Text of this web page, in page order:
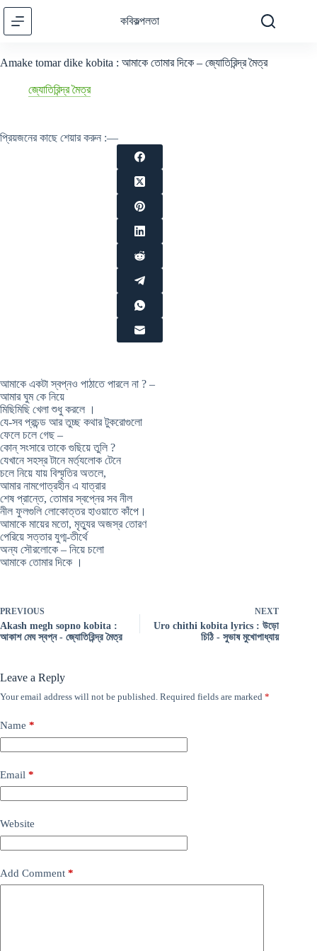
Skip
content
কবিকল্পলতা
Amake tomar dike kobita : আমাকে তোমার দিকে – জ্যোতিরিন্দ্র মৈত্র
জ্যোতিরিন্দ্র মৈত্র
প্রিয়জনের কাছে শেয়ার করুন :—
আমাকে একটা স্বপ্নও পাঠাতে পারলে না ? –
আমার ঘুম কে নিয়ে
মিছিমিছি খেলা শুধু করলে ।
যে-সব প্রচন্ড আর তুচ্ছ কথার টুকরোগুলো
ফেলে চলে গেছ –
কোন্ সংসারে তাকে গুছিয়ে তুলি ?
যেখানে সহস্র টানে মর্ত্যলোক টেনে
চলে নিয়ে যায় বিস্মৃতির অতলে,
আমার নামগোত্রহীন এ যাত্রার
শেষ প্রান্তে, তোমার স্বপ্নের সব নীল
নীল ফুলগুলি লোকোত্তর হাওয়াতে কাঁপে।
আমাকে মায়ের মতো, মৃত্যুর অজস্র তোরণ
পেরিয়ে সত্তার যুগ্ম-তীর্থে
অন্য সৌরলোকে – নিয়ে চলো
আমাকে তোমার দিকে ।
PREVIOUS
Akash megh sopno kobita :
আকাশ মেঘ স্বপ্ন - জ্যোতিরিন্দ্র মৈত্র
NEXT
Uro chithi kobita lyrics : উড়ো
চিঠি - সুভাষ মুখোপাধ্যায়
Leave a Reply
Your email address will not be published. Required fields are marked *
Name *
Email *
Website
Add Comment *